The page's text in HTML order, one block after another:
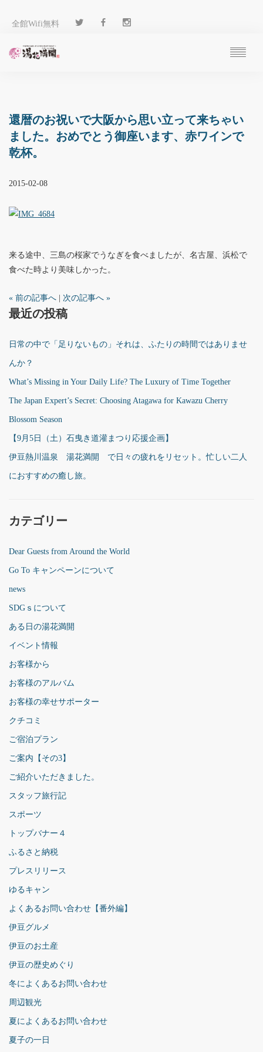
全館Wifi無料
客 室
温 泉
料 理
施 設
アクセス
ENGLISH
還暦のお祝いで大阪から思い立って来ちゃい
ました。おめでとう御座います、赤ワインで
乾杯。
2015-02-08
来る途中、三島の桜家でうなぎを食べましたが、名古屋、浜松で
食べた時より美味しかった。
« 前の記事へ 次の記事へ »
最近の投稿
日常の中で「足りないもの」それは、ふたりの時間ではありませ
んか？
What’s Missing in Your Daily Life? The Luxury of Time Together
The Japan Expert’s Secret: Choosing Atagawa for Kawazu Cherry
Blossom Season
【9月5日（土）石曳き道灌まつり応援企画】
伊豆熱川温泉 湯花満開 で日々の疲れをリセット。忙しい二人
におすすめの癒し旅。
カテゴリー
Dear Guests from Around the World
Go To キャンペーンについて
news
SDGｓについて
ある日の湯花満開
イベント情報
お客様から
お客様のアルバム
お客様の幸せサポーター
クチコミ
ご宿泊プラン
ご案内【その3】
ご紹介いただきました。
スタッフ旅行記
スポーツ
トップバナー４
ふるさと納税
プレスリリース
ゆるキャン
よくあるお問い合わせ【番外編】
伊豆グルメ
伊豆のお土産
伊豆の歴史めぐり
冬によくあるお問い合わせ
周辺観光
夏によくあるお問い合わせ
夏子の一日